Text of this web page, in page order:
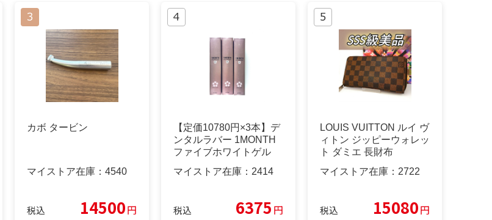
カボ タービン
マイストア在庫： 4540
税込 14500円
【定価10780円×3本】デ
ンタルラバー 1MONTH
ファイブホワイトゲル
マイストア在庫： 2414
税込 6375 円
LOUIS VUITTON ルイ ヴ
ィトン ジッピーウォレッ
ト ダミエ 長財布
マイストア在庫： 2722
税込 15080円